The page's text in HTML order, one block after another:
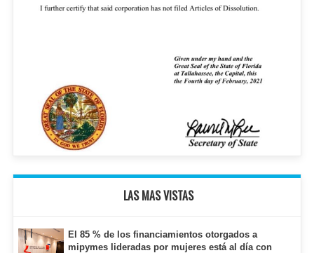
LAS MAS VISTAS
El 85 % de los financiamientos otorgados a
mipymes lideradas por mujeres está al día con